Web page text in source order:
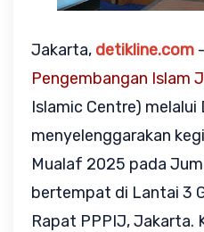
Jakarta, detikline.com -
Pengembangan Islam
Islamic Centre) melalui
menyelenggarakan
Mualaf 2025 pada
bertempat di Lantai 3
Rapat PPPIJ, Jakarta.